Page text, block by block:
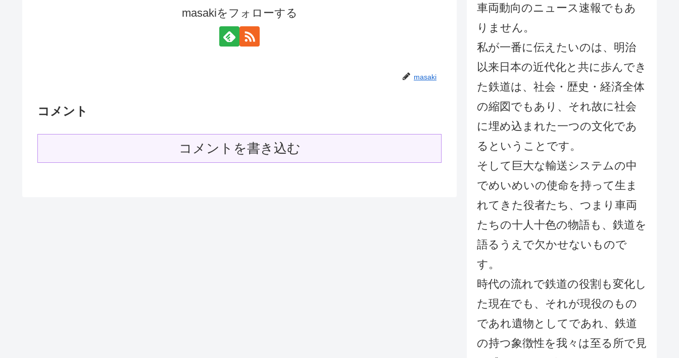
masakiをフォローする
masaki
コメント
コメントを書き込む
車両動向のニュース速報でもあ
りません。
私が一番に伝えたいのは、明治
以来日本の近代化と共に歩んでき
た鉄道は、社会・歴史・経済全体
の縮図でもあり、それ故に社会
に埋め込まれた一つの文化であ
るということです。
そして巨大な輸送システムの中
でめいめいの使命を持って生ま
れてきた役者たち、つまり車両
たちの十人十色の物語も、鉄道を
語るうえで欠かせないもので
す。
時代の流れで鉄道の役割も変化し
た現在でも、それが現役のもの
であれ遺物としてであれ、鉄道
の持つ象徴性を我々は至る所で見